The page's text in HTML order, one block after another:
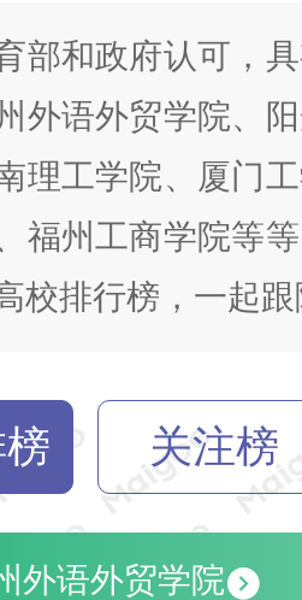
部和政府认可，
外语外贸学院、
理工学院、厦门
福州工商学院等
校排行榜，一起
关注榜
外语外贸学院